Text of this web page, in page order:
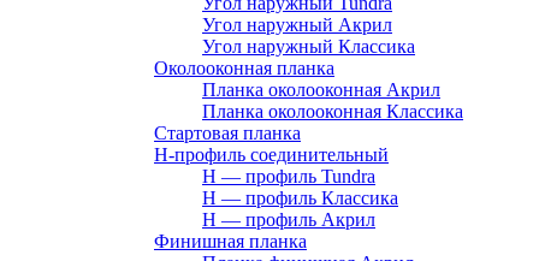
Угол наружный Акрил
Угол наружный Классика
Околооконная планка
Планка околооконная Акрил
Планка околооконная Классика
Стартовая планка
H-профиль соединительный
Н — профиль Tundra
H — профиль Классика
Н — профиль Акрил
Финишная планка